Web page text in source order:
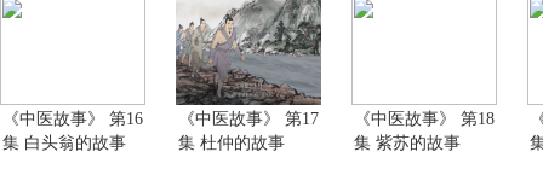
《中医故事》 第16
集 白头翁的故事
《中医故事》 第17
集 杜仲的故事
《中医故事》 第18
集 紫苏的故事